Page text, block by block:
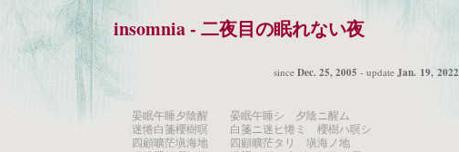
insomnia - 二夜目の眠れない夜
since Dec. 25, 2005 - update Jan. 19, 2022
晏眠午睡夕陰醒 晏眠午睡シ 夕陰ニ醒ム
迷惓白箋櫻樹暝 白箋ニ迷ヒ惓ミ 櫻樹ハ暝シ
四顧曠茫塡海地 四顧曠茫タリ 塡海ノ地